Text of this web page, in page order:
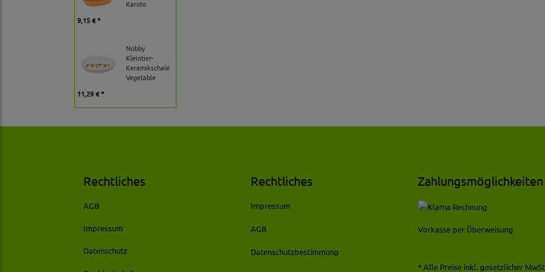
Karoto
9,15 € *
Nobby
Kleintier-
Keramikschale
Vegetable
11,29 € *
Rechtliches
AGB
Impressum
Datenschutz
Rechtliches
Impressum
AGB
Datenschutzbestimmung
Zahlungsmöglichkeiten
Vorkasse per Überweisung
* Alle Preise inkl. gesetzlicher